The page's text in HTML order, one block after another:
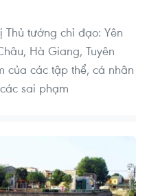
tướng chỉ đạo: Yên
Hà Giang, Tuyên
của các tập thể, cá nhân
sai phạm